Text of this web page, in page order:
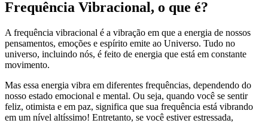
Frequência Vibracional, o que é?
A frequência vibracional é a vibração em que a energia de nossos
pensamentos, emoções e espírito emite ao Universo. Tudo no
universo, incluindo nós, é feito de energia que está em constante
movimento.
Mas essa energia vibra em diferentes frequências, dependendo do
nosso estado emocional e mental. Ou seja, quando você se sentir
feliz, otimista e em paz, significa que sua frequência está vibrando
em um nível altíssimo! Entretanto, se você estiver estressada,